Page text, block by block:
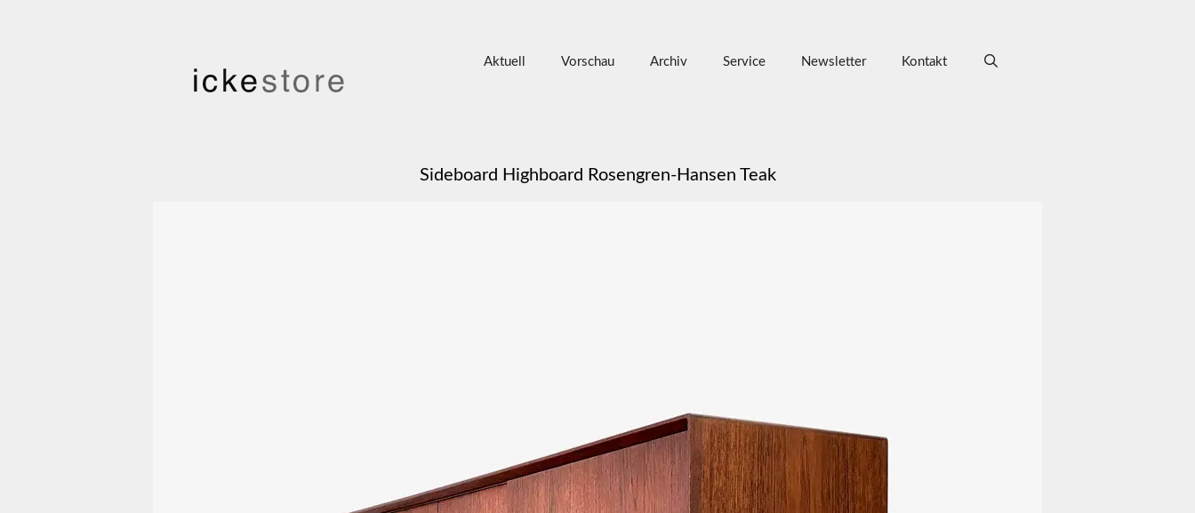
Aktuell Vorschau Archiv Service Newsletter Kontakt
Sideboard Highboard Rosengren-Hansen Teak